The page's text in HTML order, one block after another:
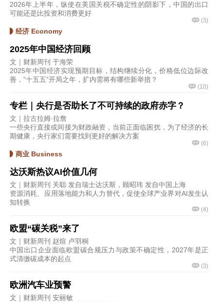
2026年上半年，纵使在美国关税不确定性的阴影下，中国的出口
可能还是比投资和消费更好
(3)
经济 Economy
2025年中国经济回顾
文｜财新周刊 于海荣
2025年中国经济实现预期目标，结构继续分化，价格低位边际改
善，“十五五”开局之年，扩内需将有哪些新举措？
(10)
专栏｜央行是否助长了不可持续的政府赤字？
文｜拉古拉姆·拉詹
一些央行直接或间接为财政融资，当前正面临困扰，为了经济的长
期健康，央行家们需要找到更好的解决方案
(6)
商业 Business
达沃斯热议AI价值几何
文｜财新周刊 关聪 发自瑞士达沃斯，顾昭玮 发自中国上海
资源消耗、应用落地能力和人力替代，促使全球产业界对AI发生认
知转换
(4)
欧盟“碳关税”来了
文｜财新周刊 赵煊 卢羽桐
中国出口企业面临欧盟碳合规压力与政策不确定性，2027年是正
式清缴碳成本的起点
(3)
欧洲汽车业预警
文｜财新周刊 安丽敏